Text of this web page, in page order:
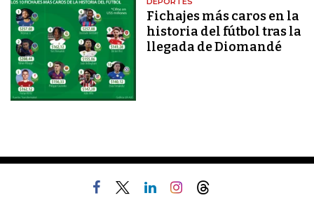
Fichajes más caros en la
historia del fútbol tras la
llegada de Diomandé